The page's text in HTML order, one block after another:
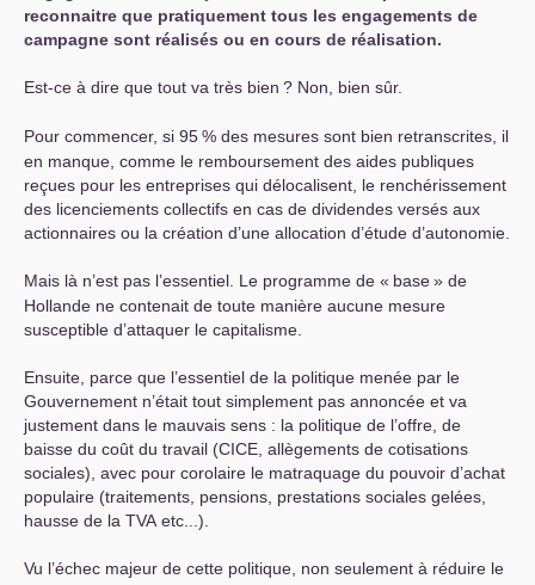
reconnaitre que pratiquement tous les engagements de
campagne sont réalisés ou en cours de réalisation.
Est-ce à dire que tout va très bien ? Non, bien sûr.
Pour commencer, si 95% des mesures sont bien retranscrites, il
en manque, comme le remboursement des aides publiques
reçues pour les entreprises qui délocalisent, le renchérissement
des licenciements collectifs en cas de dividendes versés aux
actionnaires ou la création d’une allocation d’étude d’autonomie.
Mais là n’est pas l’essentiel. Le programme de « base» de
Hollande ne contenait de toute manière aucune mesure
susceptible d’attaquer le capitalisme.
Ensuite, parce que l’essentiel de la politique menée par le
Gouvernement n’était tout simplement pas annoncée et va
justement dans le mauvais sens : la politique de l’offre, de
baisse du coût du travail (CICE , allègements de cotisations
sociales), avec pour corolaire le matraquage du pouvoir d’achat
populaire (traitements, pensions, prestations sociales gelées,
hausse de la TVA etc...).
Vu l’échec majeur de cette politique, non seulement à réduire le